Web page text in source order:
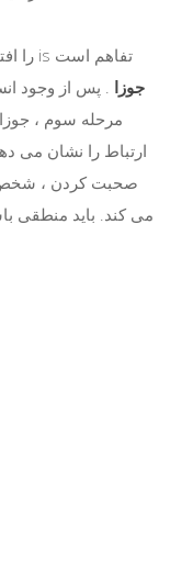
علامت سوم عنصر Ar را افتتاح می کند و سو is تفاهم است
جوزا . پس از وجود
مرحله سوم ، جوزا
ارتباط را نشان می
صحبت کردن ، شخص
می کند. باید منطقی